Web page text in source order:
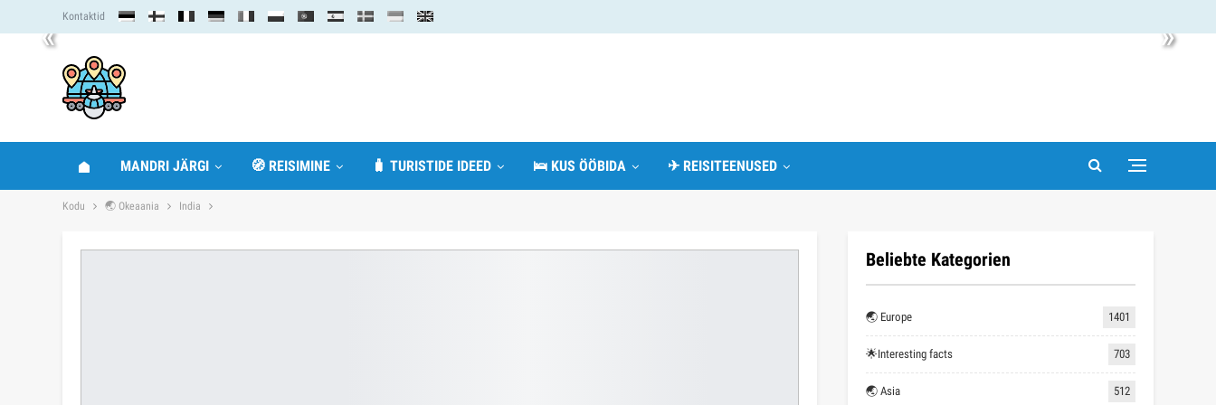
« »
Kontaktid
MANDRI JÄRGI 🧭 REISIMINE 🧳 TURISTIDE IDEED 🛌 KUS ÖÖBIDA ✈ REISITEENUSED
Kodu 🌏 Okeaania India
Beliebte Kategorien
🌏 Europe 1401
🌟Interesting facts 703
🌏 Asia 512